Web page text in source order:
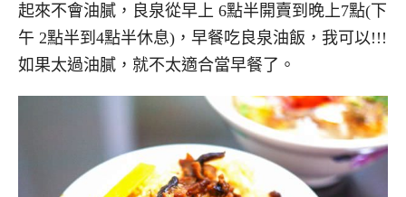
起來不會油膩，良泉從早上 6點半開賣到晚上7點(下
午 2點半到4點半休息)，早餐吃良泉油飯，我可以!!!
如果太過油膩，就不太適合當早餐了。